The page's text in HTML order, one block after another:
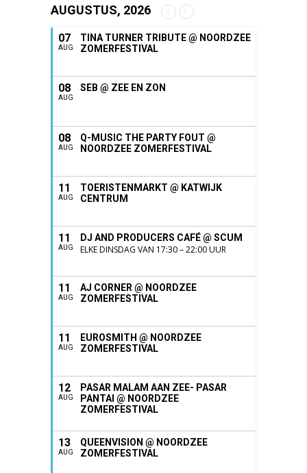
AUGUSTUS, 2026
07
AUG
TINA TURNER TRIBUTE @ NOORDZEE
ZOMERFESTIVAL
08
AUG
SEB @ ZEE EN ZON
08
AUG
Q-MUSIC THE PARTY FOUT @
NOORDZEE ZOMERFESTIVAL
11
AUG
TOERISTENMARKT @ KATWIJK
CENTRUM
11
AUG
DJ AND PRODUCERS CAFÉ @ SCUM
ELKE DINSDAG VAN 17:30 – 22:00 UUR
11
AUG
AJ CORNER @ NOORDZEE
ZOMERFESTIVAL
11
AUG
EUROSMITH @ NOORDZEE
ZOMERFESTIVAL
12
AUG
PASAR MALAM AAN ZEE- PASAR
PANTAI @ NOORDZEE
ZOMERFESTIVAL
13
AUG
QUEENVISION @ NOORDZEE
ZOMERFESTIVAL